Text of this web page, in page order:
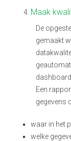
Maak
De
gemaakt
Een
gegevens
waar in het
welke